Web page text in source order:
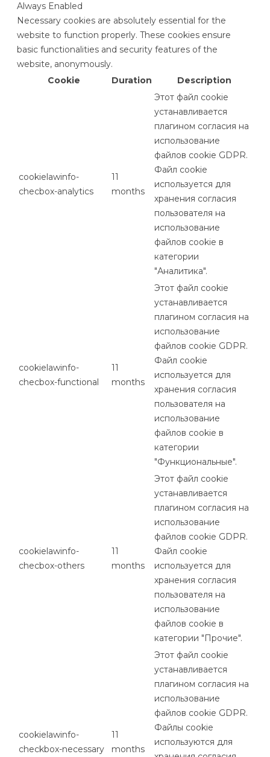
Always Enabled
Necessary cookies are absolutely essential for the
website to function properly. These cookies ensure
basic functionalities and security features of the
website, anonymously.
Cookie
Duration Description
cookielawinfo-
checbox-analytics
11
months
Этот файл cookie
устанавливается
плагином согласия на
использование
файлов cookie GDPR.
Файл cookie
используется для
хранения согласия
пользователя на
использование
файлов cookie в
категории
"Аналитика".
cookielawinfo-
checbox-functional
11
months
Этот файл cookie
устанавливается
плагином согласия на
использование
файлов cookie GDPR.
Файл cookie
используется для
хранения согласия
пользователя на
использование
файлов cookie в
категории
"Функциональные".
cookielawinfo-
checbox-others
11
months
Этот файл cookie
устанавливается
плагином согласия на
использование
файлов cookie GDPR.
Файл cookie
используется для
хранения согласия
пользователя на
использование
файлов cookie в
категории "Прочие".
cookielawinfo-
checkbox-necessary
11
months
Этот файл cookie
устанавливается
плагином согласия на
использование
файлов cookie GDPR.
Файлы cookie
используются для